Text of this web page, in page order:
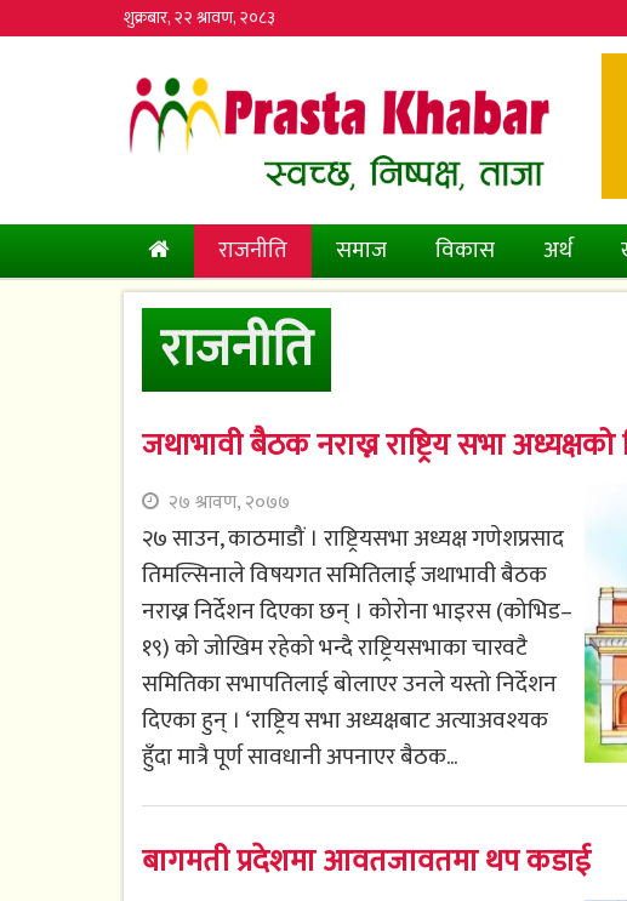
शुक्रबार, २२ श्रावण, २०८३
(current)
राजनीति समाज विकास अर्थ
राजनीति
जथाभावी बैठक नराख्न राष्ट्रिय सभा अध्यक्षको
२७ श्रावण, २०७७
२७ साउन, काठमाडौं । राष्ट्रियसभा अध्यक्ष गणेशप्रसाद
तिमल्सिनाले विषयगत समितिलाई जथाभावी बैठक
नराख्न निर्देशन दिएका छन् । कोरोना भाइरस (कोभिड–
१९) को जोखिम रहेको भन्दै राष्ट्रियसभाका चारवटै
समितिका सभापतिलाई बोलाएर उनले यस्तो निर्देशन
दिएका हुन् । ‘राष्ट्रिय सभा अध्यक्षबाट अत्याअवश्यक
हुँदा मात्रै पूर्ण सावधानी अपनाएर बैठक...
बागमती प्रदेशमा आवतजावतमा थप कडाई